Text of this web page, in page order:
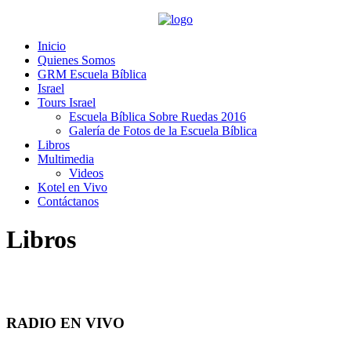
Inicio
Quienes Somos
GRM Escuela Bíblica
Israel
Tours Israel
Escuela Bíblica Sobre Ruedas 2016
Galería de Fotos de la Escuela Bíblica
Libros
Multimedia
Videos
Kotel en Vivo
Contáctanos
Libros
RADIO EN VIVO